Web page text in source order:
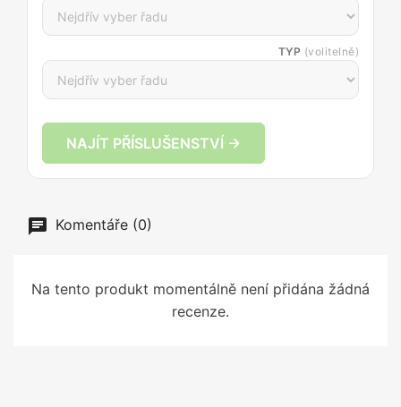
TYP (volitelně)
NAJÍT PŘÍSLUŠENSTVÍ →
Komentáře (0)
Na tento produkt momentálně není přidána žádná
recenze.